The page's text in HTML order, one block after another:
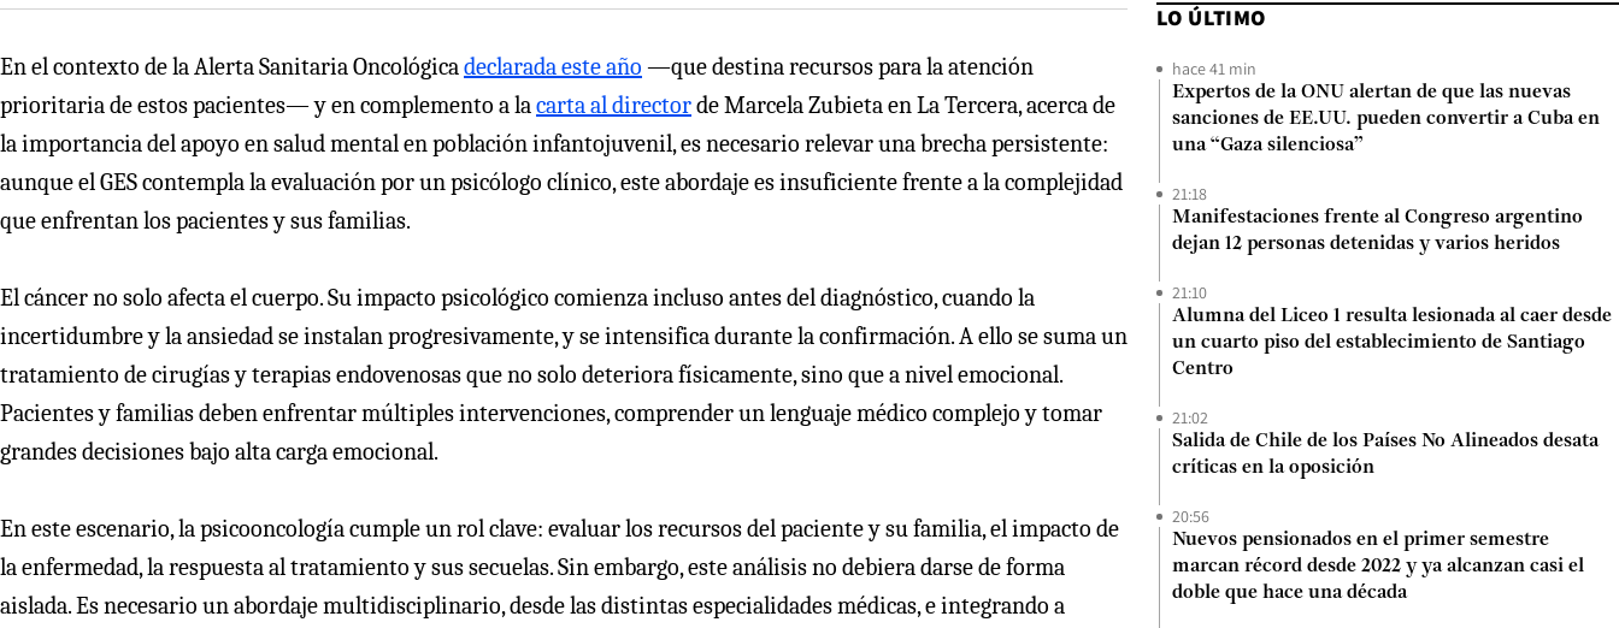
En el contexto de la Alerta Sanitaria Oncológicadeclarada este año —que destina recursos para la atención
prioritaria de estos pacientes— y en complemento a lacarta al directorde Marcela Zubieta en La Tercera, acerca de
la importancia del apoyo en salud mental en población infantojuvenil, es necesario relevar una brecha persistente:
aunque el GES contempla la evaluación por un psicólogo clínico, este abordaje es insuficiente frente a la complejidad
que enfrentan los pacientes y sus familias.
El cáncer no solo afecta el cuerpo. Su impacto psicológico comienza incluso antes del diagnóstico, cuando la
incertidumbre y la ansiedad se instalan progresivamente, y se intensifica durante la confirmación. A ello se suma un
tratamiento de cirugías y terapias endovenosas que no solo deteriora físicamente, sino que a nivel emocional.
Pacientes y familias deben enfrentar múltiples intervenciones, comprender un lenguaje médico complejo y tomar
grandes decisiones bajo alta carga emocional.
En este escenario, la psicooncología cumple un rol clave: evaluar los recursos del paciente y su familia, el impacto de
la enfermedad, la respuesta al tratamiento y sus secuelas. Sin embargo, este análisis no debiera darse de forma
aislada. Es necesario un abordaje multidisciplinario, desde las distintas especialidades médicas, e integrando a
LO ÚLTIMO
hace 41 min
Expertos de la ONU alertan de que las nuevas
sanciones de EE.UU. pueden convertir a Cuba en
una “Gaza silenciosa”
21:18
Manifestaciones frente al Congreso argentino
dejan 12 personas detenidas y varios heridos
21:10
Alumna del Liceo 1 resulta lesionada al caer desde
un cuarto piso del establecimiento de Santiago
Centro
21:02
Salida de Chile de los Países No Alineados desata
críticas en la oposición
20:56
Nuevos pensionados en el primer semestre
marcan récord desde 2022 y ya alcanzan casi el
doble que hace una década